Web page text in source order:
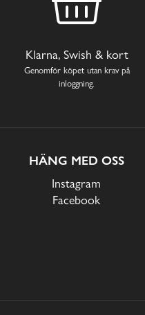
Klarna, Swish & kort
Genomför köpet utan krav på
inloggning.
HÄNG MED OSS
Instagram
Facebook